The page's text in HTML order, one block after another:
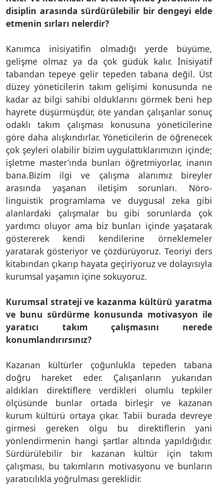
disiplin arasında sürdürülebilir bir dengeyi elde
etmenin sırları nelerdir?
Kanımca inisiyatifin olmadığı yerde büyüme,
gelişme olmaz ya da çok güdük kalır. İnisiyatif
tabandan tepeye gelir tepeden tabana değil. Üst
düzey yöneticilerin takım gelişimi konusunda ne
kadar az bilgi sahibi olduklarını görmek beni hep
hayrete düşürmüşdür, öte yandan çalışanlar sonuç
odaklı takım çalışması konusuna yöneticilerine
göre daha alışkındırlar. Yöneticilerin de öğrenecek
çok şeyleri olabilir bizim uygulattıklarımızın içinde;
işletme master’ında bunları öğretmiyorlar, inanın
bana.Bizim ilgi ve çalışma alanımız bireyler
arasında yaşanan iletişim sorunları. Nöro-
linguistik programlama ve duygusal zeka gibi
alanlardaki çalışmalar bu gibi sorunlarda çok
yardımcı oluyor ama biz bunları içinde yaşatarak
göstererek kendi kendilerine örneklemeler
yaratarak gösteriyor ve çözdürüyoruz. Teoriyi ders
kitabından çıkarıp hayata geçiriyoruz ve dolayısıyla
kurumsal yaşamın içine sokuyoruz.
Kurumsal strateji ve kazanma kültürü yaratma
ve bunu sürdürme konusunda motivasyon ile
yaratıcı takım çalışmasını nerede
konumlandırırsınız?
Kazanan kültürler çoğunlukla tepeden tabana
doğru hareket eder. Çalışanların yukarıdan
aldıkları direktiflere verdikleri olumlu tepkiler
ölçüsünde bunlar ortada birleşir ve kazanan
kurum kültürü ortaya çıkar. Tabii burada devreye
girmesi gereken olgu bu direktiflerin yani
yönlendirmenin hangi şartlar altında yapıldığıdır.
Sürdürülebilir bir kazanan kültür için takım
çalışması, bu takımların motivasyonu ve bunların
yaratıcılıkla yoğrulması gereklidir.